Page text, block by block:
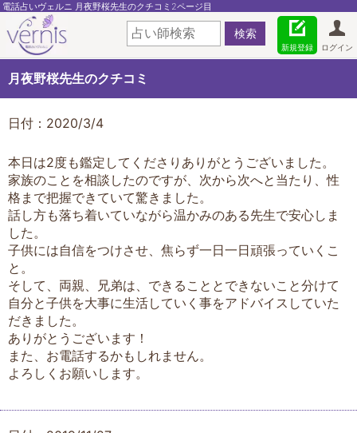
電話占いヴェルニ 月夜野桜先生のクチコミ2ページ目
ログイン
新規登録
月夜野桜先生のクチコミ
日付：2020/3/4
本日は2度も鑑定してくださりありがとうございました。
家族のことを相談したのですが、次から次へと当たり、性
格まで把握できていて驚きました。
話し方も落ち着いていながら温かみのある先生で安心しま
した。
子供には自信をつけさせ、焦らず一日一日頑張っていくこ
と。
そして、両親、兄弟は、できることとできないこと分けて
自分と子供を大事に生活していく事をアドバイスしていた
だきました。
ありがとうございます！
また、お電話するかもしれません。
よろしくお願いします。